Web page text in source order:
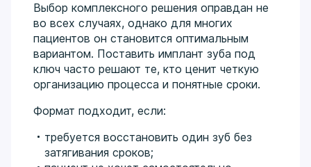
Выбор комплексного решения оправдан не
во всех случаях, однако для многих
пациентов он становится оптимальным
вариантом. Поставить имплант зуба под
ключ часто решают те, кто ценит четкую
организацию процесса и понятные сроки.
Формат подходит, если:
требуется восстановить один зуб без
затягивания сроков;